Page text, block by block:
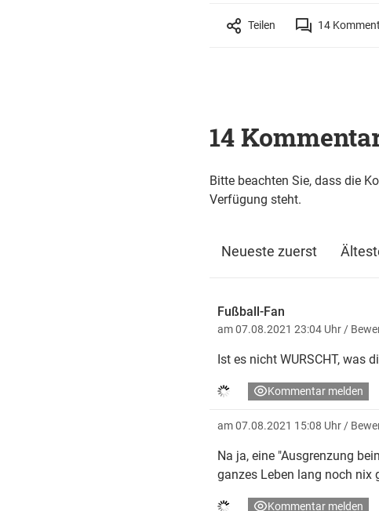
Teilen 14
14
Bitte beachten Sie, dass die
Verfügung steht.
Neueste zuerst
Fußball-Fan
am 07.08.2021 23:04 Uhr/
Ist es nicht WURSCHT, was
Kommentar melden
am 07.08.2021 15:08 Uhr/
Na ja, eine "Ausgrenzung
ganzes Leben lang noch nix
Kommentar melden